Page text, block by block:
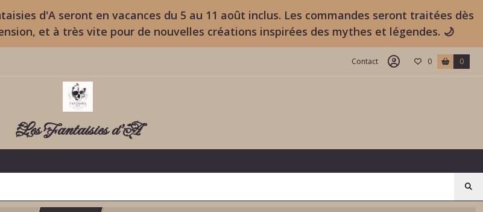
d'A seront en vacances du 5 au 11 août inclus. Les commandes seront traitées dès
et à très vite pour de nouvelles créations inspirées des mythes et légendes. 🌙
Contact 0 0
Les Fantaisies d'A